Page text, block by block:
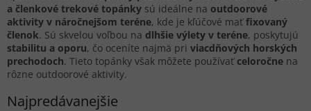
a členkové trekové topánky sú ideálne na outdoorové
aktivity v náročnejšom teréne, kde je kľúčové maťfixovaný
členok. Sú skvelou voľbou na dlhšie výlety v teréne, poskytujú
stabilitu a oporu, čo oceníte najmä pri viacdňových horských
prechodoch. Tieto topánky však môžete používaťceloročne na
rôzne outdoorové aktivity.
Najpredávanejšie